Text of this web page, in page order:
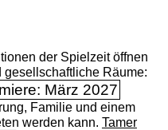
der Spielzeit öffnen
Räume:
März 2027
Familie und einem
werden kann. Tamer